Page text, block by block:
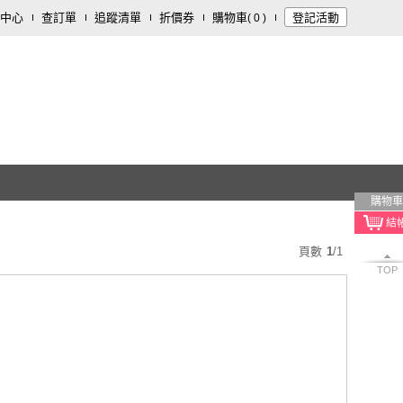
心 查訂單 追蹤清單 折價券 購物車( 0 ) 登記活動
購物車
TOP
頁數 1/1